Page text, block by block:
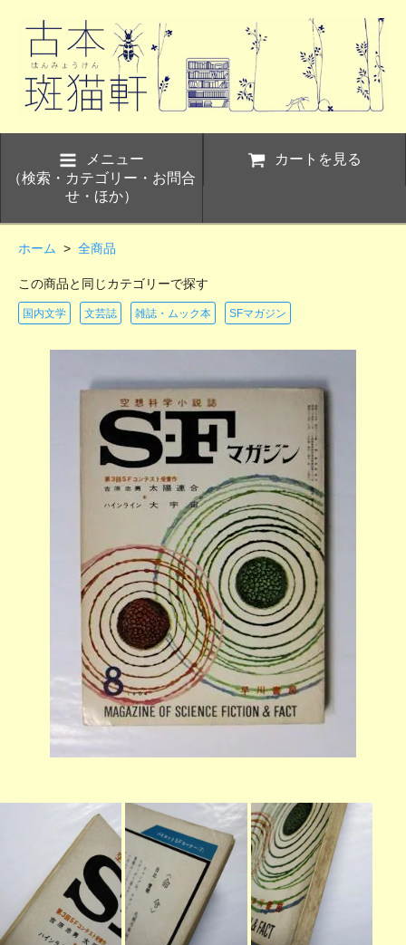
メニュー
（検索・カテゴリー・お問合
せ・ほか）
カートを見る
ホーム > 全商品
この商品と同じカテゴリーで探す
国内文学 文芸誌 雑誌・ムック本 SFマガジン